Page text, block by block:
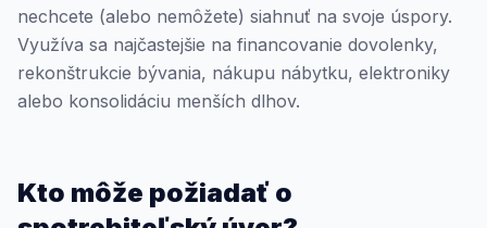
nechcete (alebo nemôžete) siahnuť na svoje úspory.
Využíva sa najčastejšie na financovanie dovolenky,
rekonštrukcie bývania, nákupu nábytku, elektroniky
alebo konsolidáciu menších dlhov.
Kto môže požiadať o